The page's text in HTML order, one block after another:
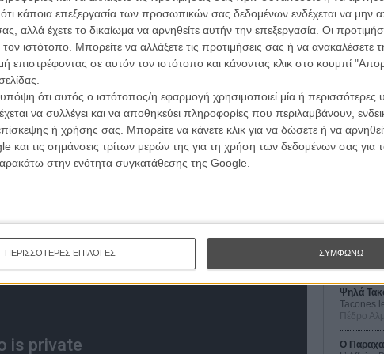
κάποια επεξεργασία των προσωπικών σας δεδομένων ενδέχεται να μην
αλλά έχετε το δικαίωμα να αρνηθείτε αυτήν την επεξεργασία. Οι
τον ιστότοπο. Μπορείτε να αλλάξετε τις προτιμήσεις σας ή να ανακαλέσετε
επιστρέφοντας σε αυτόν τον ιστότοπο και κάνοντας κλικ στο κουμπί
ότι αυτός ο ιστότοπος/η εφαρμογή χρησιμοποιεί μία ή περισσότερες
να συλλέγει και να αποθηκεύει πληροφορίες που περιλαμβάνουν,
ή χρήσης σας. Μπορείτε να κάνετε κλικ για να δώσετε ή να
και τις σημάνσεις τρίτων μερών της για τη χρήση των δεδομένων σας
στην ενότητα συγκατάθεσης της Google.
ΠΕΡΙΣΣΟΤΕΡΕΣ ΕΠΙΛΟΓΕΣ ΣΥΜΦΩΝΩ
τη μέρα.
Οι
Οδύσσεια
The
Ψηλά
Tacones
Πέδρο
Ο
το newsletterτου flix, στο inbox σου
κινηματογραφικές ειδήσεις | νέες ταινίες | πρόγραμμα αιθουσών για όλη την Ελλάδα |
κριτικές | συνεντεύξεις | απόψεις | αφιερώματα | διαγωνισμοί
ΕΓΓΡΑΦΗ